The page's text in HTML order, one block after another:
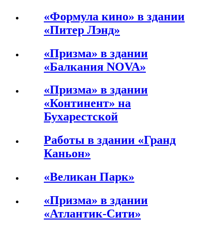
«Формула кино» в здании
«Питер Лэнд»
«Призма» в здании
«Балкания NOVA»
«Призма» в здании
«Континент» на
Бухарестской
Работы в здании «Гранд
Каньон»
«Великан Парк»
«Призма» в здании
«Атлантик-Сити»